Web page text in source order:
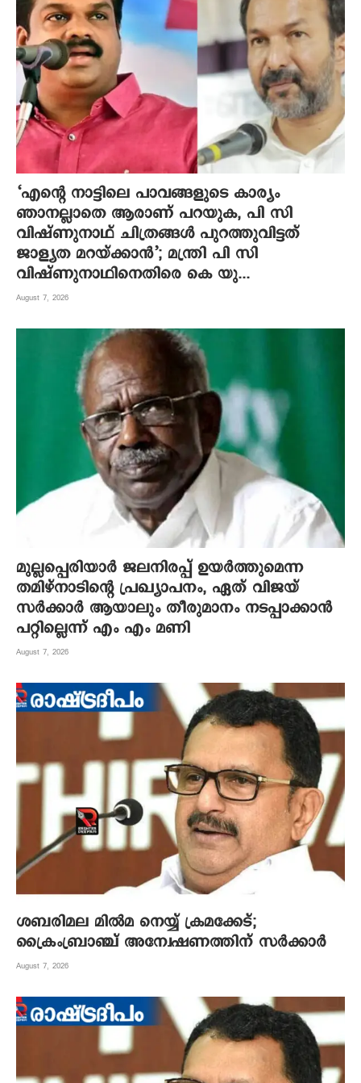
‘എന്റെ നാട്ടിലെ പാവങ്ങളുടെ കാര്യം
ഞാനല്ലാതെ ആരാണ് പറയുക, പി സി
വിഷ്‌ണുനാഥ് ചിത്രങ്ങൾ പുറത്തുവിട്ടത്
ജാള്യത മറയ്ക്കാൻ’; മന്ത്രി പി സി
വിഷ്ണുനാഥിനെതിരെ കെ യു...
August 7, 2026
മുല്ലപ്പെരിയാർ ജലനിരപ്പ് ഉയർത്തുമെന്ന
തമിഴ്നാടിന്റെ പ്രഖ്യാപനം, ഏത് വിജയ്
സർക്കാർ ആയാലും തീരുമാനം നടപ്പാക്കാൻ
പറ്റില്ലെന്ന് എം എം മണി
August 7, 2026
ശബരിമല മില്‍മ നെയ്യ് ക്രമക്കേട്;
ക്രൈംബ്രാഞ്ച് അന്വേഷണത്തിന് സര്‍ക്കാര്‍
August 7, 2026